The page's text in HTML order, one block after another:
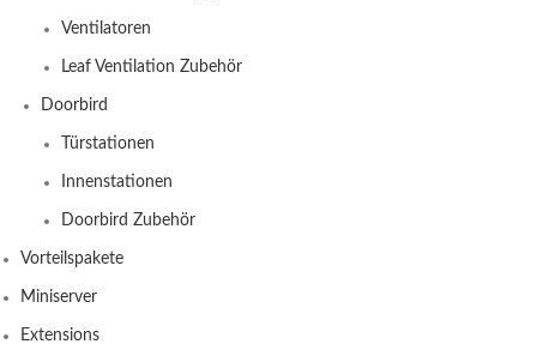
Ventilatoren
Leaf Ventilation Zubehör
Doorbird
Türstationen
Innenstationen
Doorbird Zubehör
Vorteilspakete
Miniserver
Extensions